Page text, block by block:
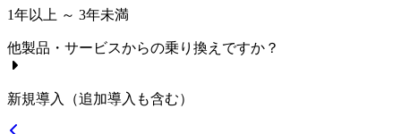
1年以上 ～ 3年未満
他製品・サービスからの乗り換えですか？
新規導入（追加導入も含む）